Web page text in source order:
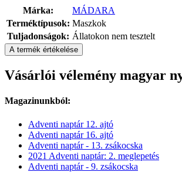
Márka:
MÁDARA
Terméktípusok: Maszkok
Tuljadonságok: Állatokon nem tesztelt
A termék értékelése
Vásárlói vélemény magyar
Magazinunkból:
Adventi naptár 12. ajtó
Adventi naptár 16. ajtó
Adventi naptár - 13. zsákocska
2021 Adventi naptár: 2. meglepetés
Adventi naptár - 9. zsákocska